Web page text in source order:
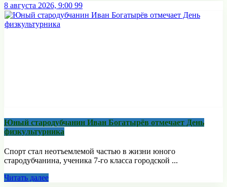
8 августа 2026, 9:00 99
Юный стародубчанин Иван Богатырёв отмечает День
физкультурника
Спорт стал неотъемлемой частью в жизни юного
стародубчанина, ученика 7-го класса городской ...
Читать далее